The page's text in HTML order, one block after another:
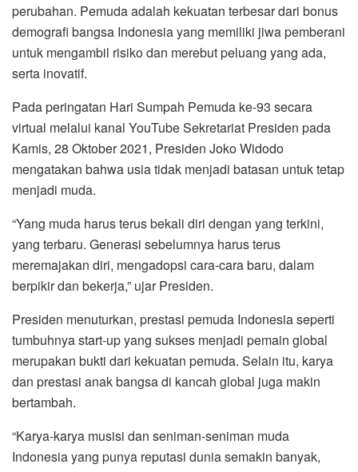
perubahan. Pemuda adalah kekuatan terbesar dari bonus
demografi bangsa Indonesia yang memiliki jiwa pemberani
untuk mengambil risiko dan merebut peluang yang ada,
serta inovatif.
Pada peringatan Hari Sumpah Pemuda ke-93 secara
virtual melalui kanal YouTube Sekretariat Presiden pada
Kamis, 28 Oktober 2021, Presiden Joko Widodo
mengatakan bahwa usia tidak menjadi batasan untuk tetap
menjadi muda.
“Yang muda harus terus bekali diri dengan yang terkini,
yang terbaru. Generasi sebelumnya harus terus
meremajakan diri, mengadopsi cara-cara baru, dalam
berpikir dan bekerja,” ujar Presiden.
Presiden menuturkan, prestasi pemuda Indonesia seperti
tumbuhnya start-up yang sukses menjadi pemain global
merupakan bukti dari kekuatan pemuda. Selain itu, karya
dan prestasi anak bangsa di kancah global juga makin
bertambah.
“Karya-karya musisi dan seniman-seniman muda
Indonesia yang punya reputasi dunia semakin banyak,